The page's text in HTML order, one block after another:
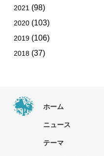
2021 (98)
2020 (103)
2019 (106)
2018 (37)
ホーム
ニュース
テーマ